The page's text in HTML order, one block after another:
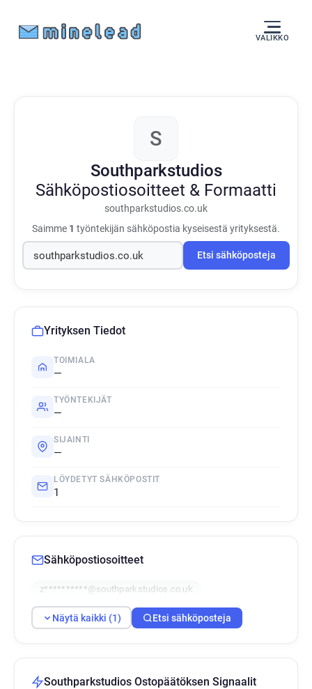
VALIKKO
S
Southparkstudios
Sähköpostiosoitteet & Formaatti
southparkstudios.co.uk
Saimme 1 työntekijän sähköpostia kyseisestä yrityksestä.
Etsi sähköposteja
Yrityksen Tiedot
TOIMIALA
—
TYÖNTEKIJÄT
—
SIJAINTI
—
LÖYDETYT SÄHKÖPOSTIT
1
Sähköpostiosoitteet
z**********@southparkstudios.co.uk
Näytä kaikki (1) Etsi sähköposteja
Southparkstudios Ostopäätöksen Signaalit